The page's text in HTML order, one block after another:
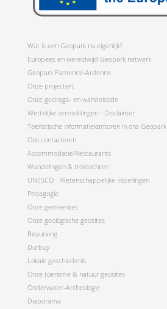
Wat is een Geopark nu eigenlijk?
Europees en wereldwijd Geopark netwerk
Geopark Famenne-Ardenne
Onze projecten:
Onze gedrags- en wandelcode
Wettelijke vermeldingen - Disclaimer
Toeristische informatiekantoren in ons Geopark
Ons contacteren
Accommodatie/Restaurants
Wandelingen & trektochten
UNESCO - Wetenschappelijke instellingen
Pedagogie
Onze gemeentes
Onze geologische geosites
Beauraing
Durbuy
Lokale geschiedenis
Onze toerisme & natuur geosites
Onderwater-Archeologie
Diaporama